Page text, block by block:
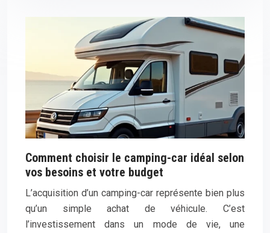
Comment choisir le camping-car idéal selon
vos besoins et votre budget
L’acquisition d’un camping-car représente bien plus
qu’un simple achat de véhicule. C’est
l’investissement dans un mode de vie, une